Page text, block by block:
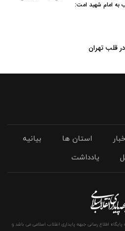
به امام شهید امت:
قلب تهران
استان ها
بیانیه
یادداشت
اطلاع رسانی جبهه پایداری انقلاب اسلامی می باشد و